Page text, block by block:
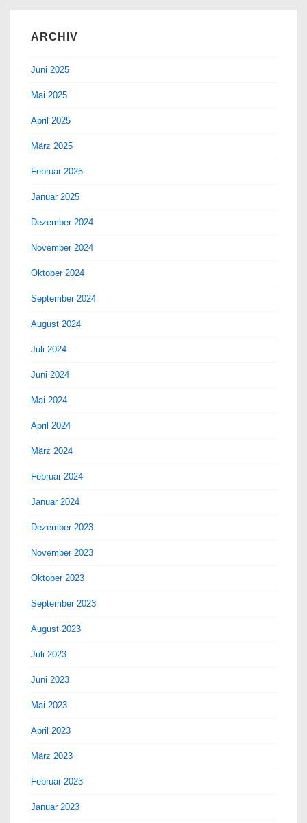
ARCHIV
Juni 2025
Mai 2025
April 2025
März 2025
Februar 2025
Januar 2025
Dezember 2024
November 2024
Oktober 2024
September 2024
August 2024
Juli 2024
Juni 2024
Mai 2024
April 2024
März 2024
Februar 2024
Januar 2024
Dezember 2023
November 2023
Oktober 2023
September 2023
August 2023
Juli 2023
Juni 2023
Mai 2023
April 2023
März 2023
Februar 2023
Januar 2023